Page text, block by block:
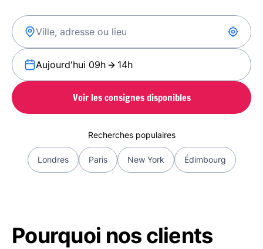
Aujourd'hui 09h 14h
Voir les consignes disponibles
Recherches populaires
Londres Paris New York Édimbourg
Pourquoi nos clients